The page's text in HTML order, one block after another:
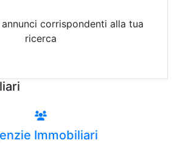
corrispondenti alla tua
ricerca
Immobiliari